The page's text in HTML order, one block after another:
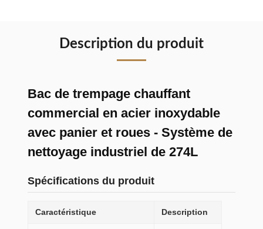
Description du produit
Bac de trempage chauffant
commercial en acier inoxydable
avec panier et roues - Système de
nettoyage industriel de 274L
Spécifications du produit
Caractéristique Description